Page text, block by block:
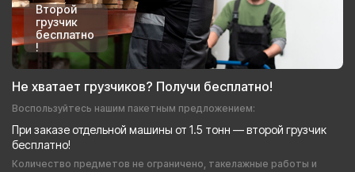
Второй
грузчик
бесплатно
!
Не хватает грузчиков? Получи бесплатно!
Воспользуйтесь нашим пакетным предложением:
При заказе отдельной машины от 1.5 тонн — второй грузчик
бесплатно!
Количество предметов не ограничено, такелажные работы и